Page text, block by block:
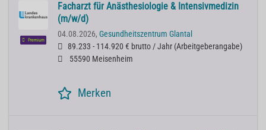
Premium
Facharzt für Anästhesiologie & Intensivmedizin
(m/w/d)
04.08.2026, Gesundheitszentrum Glantal
89.233 - 114.920 € brutto / Jahr (Arbeitgeberangabe)
55590 Meisenheim
Merken